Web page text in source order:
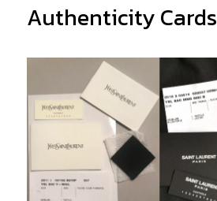
Authenticity Cards